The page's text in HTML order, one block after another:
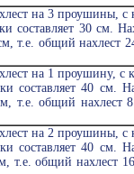
на 3 проушины,
составляет 30 см.
т.е. общий нахлест
на 1 проушину, с
составляет 40 см.
т.е. общий нахлест 8
на 2 проушины,
составляет 40 см.
т.е. общий нахлест